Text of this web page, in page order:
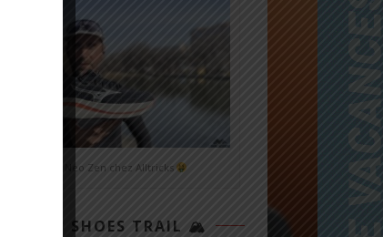
Mizuno Neo Zen chez Alltricks
TOP 3 SHOES TRAIL 🏔